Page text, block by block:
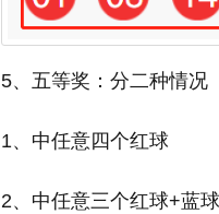
5、五等奖：分二种情况
1、中任意四个红球
2、中任意三个红球+蓝球